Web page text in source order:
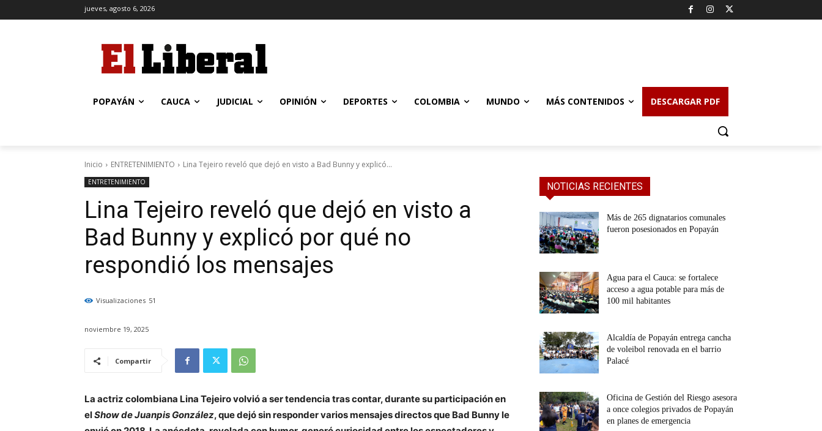
jueves, agosto 6, 2026
POPAYÁN CAUCA JUDICIAL OPINIÓN DEPORTES COLOMBIA MUNDO MÁS CONTENIDOS DESCARGAR PDF
Inicio ENTRETENIMIENTO Lina Tejeiro reveló que dejó en visto a Bad Bunny y explicó...
ENTRETENIMIENTO
Lina Tejeiro reveló que dejó en visto a
Bad Bunny y explicó por qué no
respondió los mensajes
Visualizaciones 51
noviembre 19, 2025
Compartir
La actriz colombiana Lina Tejeiro volvió a ser tendencia tras contar, durante su participación en
elShow de Juanpis González, que dejó sin responder varios mensajes directos que Bad Bunny le
NOTICIAS RECIENTES
Más de 265 dignatarios comunales
fueron posesionados en Popayán
Agua para el Cauca: se fortalece
acceso a agua potable para más de
100 mil habitantes
Alcaldía de Popayán entrega cancha
de voleibol renovada en el barrio
Palacé
Oficina de Gestión del Riesgo asesora
a once colegios privados de Popayán
en planes de emergencia